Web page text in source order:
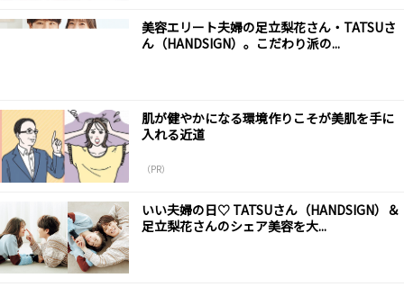
美容エリート夫婦の足立梨花さん・TATSUさ
ん（HANDSIGN）。こだわり派の...
肌が健やかになる環境作りこそが美肌を手に
入れる近道
（PR）
いい夫婦の日♡ TATSUさん（HANDSIGN）＆
足立梨花さんのシェア美容を大...